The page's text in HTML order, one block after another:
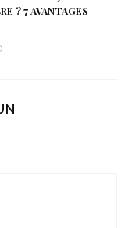
? 7 AVANTAGES